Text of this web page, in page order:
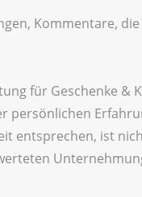
Kommentare,
für Geschenke &
persönlichen
entsprechen, ist